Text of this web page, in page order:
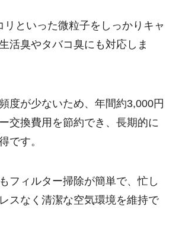
リといった微粒子をしっかりキャ
活臭やタバコ臭にも対応しま
度が少ないため、年間約3,000円
交換費用を節約でき、長期的に
です。
フィルター掃除が簡単で、忙し
スなく清潔な空気環境を維持で